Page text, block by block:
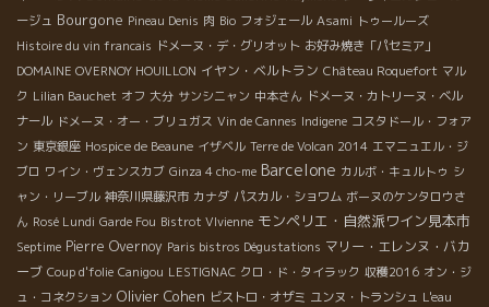
ージュ Bourgone Pineau Denis 肉 Bio フォジェール Asami トゥールーズ
Histoire du vin francais ドメーヌ・デ・グリオット お好み焼き「パセミア」
DOMAINE OVERNOY HOUILLON イヤン・ベルトラン Château Roquefort マル
ク Lilian Bauchet オフ 大分 サンシニャン 中本さん ドメーヌ・カトリーヌ・ベル
ナール ドメーヌ・オー・ブリュガス Vin de Cannes Indigene コスタドール・フォア
ン 東京銀座 Hospice de Beaune イザベル Terre de Volcan 2014 エマニュエル・ジ
ブロ ワイン・ヴェンスカブ Ginza 4 cho-me Barcelone カルボ・キュルトゥ シ
ャン・リーブル 神奈川県藤沢市 カナダ パスカル・ショワム ボーヌのケンタロウさ
ん Rosé Lundi Garde Fou Bistrot VIvienne モンペリエ・自然派ワイン見本市
Septime Pierre Overnoy Paris bistros Dégustations マリー・エレンヌ・バカ
ーブ Coup d'folie Canigou LESTIGNAC クロ・ド・タイラック 収穫2016 オン・ジ
ュ・コネクション Olivier Cohen ビストロ・オザミ ユンヌ・トランシュ L'eau